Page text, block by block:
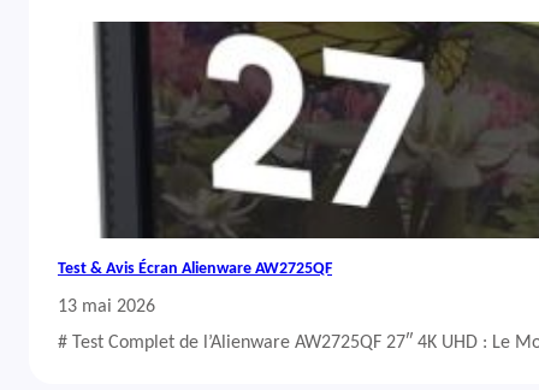
Test & Avis Écran Alienware AW2725QF
13 mai 2026
# Test Complet de l’Alienware AW2725QF 27″ 4K UHD : Le